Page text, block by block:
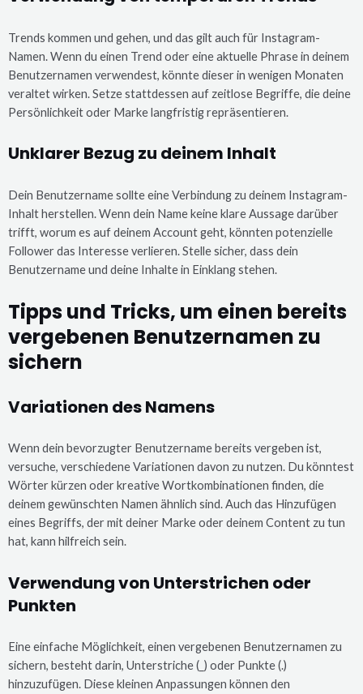
Trends kommen und gehen, und das gilt auch für Instagram-
Namen. Wenn du einen Trend oder eine aktuelle Phrase in deinem
Benutzernamen verwendest, könnte dieser in wenigen Monaten
veraltet wirken. Setze stattdessen auf zeitlose Begriffe, die deine
Persönlichkeit oder Marke langfristig repräsentieren.
Unklarer Bezug zu deinem Inhalt
Dein Benutzername sollte eine Verbindung zu deinem Instagram-
Inhalt herstellen. Wenn dein Name keine klare Aussage darüber
trifft, worum es auf deinem Account geht, könnten potenzielle
Follower das Interesse verlieren. Stelle sicher, dass dein
Benutzername und deine Inhalte in Einklang stehen.
Tipps und Tricks, um einen bereits
vergebenen Benutzernamen zu
sichern
Variationen des Namens
Wenn dein bevorzugter Benutzername bereits vergeben ist,
versuche, verschiedene Variationen davon zu nutzen. Du könntest
Wörter kürzen oder kreative Wortkombinationen finden, die
deinem gewünschten Namen ähnlich sind. Auch das Hinzufügen
eines Begriffs, der mit deiner Marke oder deinem Content zu tun
hat, kann hilfreich sein.
Verwendung von Unterstrichen oder
Punkten
Eine einfache Möglichkeit, einen vergebenen Benutzernamen zu
sichern, besteht darin, Unterstriche (_) oder Punkte (.)
hinzuzufügen. Diese kleinen Anpassungen können den